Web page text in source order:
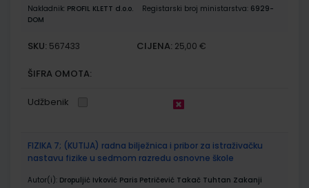
Nakladnik: PROFIL KLETT d.o.o. Registarski broj ministarstva: 6929-
DOM
SKU: 567433 CIJENA: 25,00 €
ŠIFRA OMOTA:
Udžbenik
FIZIKA 7; (KUTIJA) radna bilježnica i pribor za istraživačku
nastavu fizike u sedmom razredu osnovne škole
Autor(i): Dropuljić Ivković Paris Petričević Takač Tuhtan Zakanji